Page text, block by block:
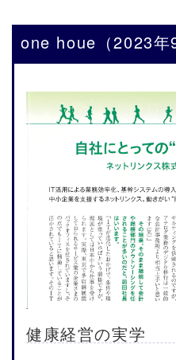
one houe（2023年
健康経営の実学